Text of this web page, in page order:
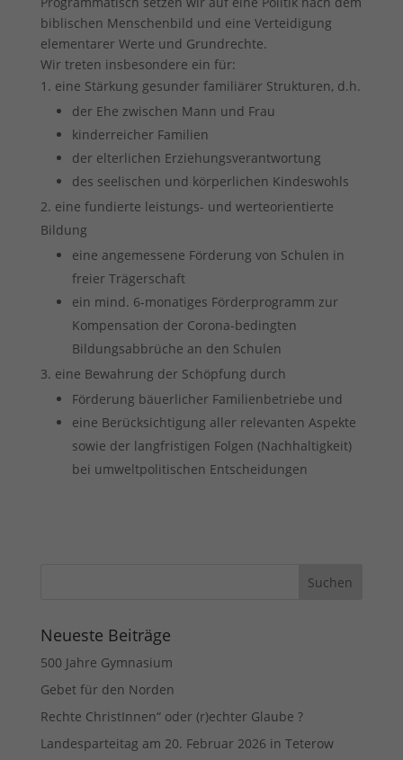
biblischen Menschenbild und eine Verteidigung
elementarer Werte und Grundrechte.
Wir treten insbesondere ein für:
eine Stärkung gesunder familiärer Strukturen, d.h.
der Ehe zwischen Mann und Frau
kinderreicher Familien
der elterlichen Erziehungsverantwortung
des seelischen und körperlichen Kindeswohls
eine fundierte leistungs- und werteorientierte
Bildung
eine angemessene Förderung von Schulen in
freier Trägerschaft
ein mind. 6-monatiges Förderprogramm zur
Kompensation der Corona-bedingten
Bildungsabbrüche an den Schulen
eine Bewahrung der Schöpfung durch
Förderung bäuerlicher Familienbetriebe und
eine Berücksichtigung aller relevanten Aspekte
sowie der langfristigen Folgen (Nachhaltigkeit)
bei umweltpolitischen Entscheidungen
Neueste Beiträge
500 Jahre Gymnasium
Gebet für den Norden
Rechte ChristInnen“ oder (r)echter Glaube ?
Landesparteitag am 20. Februar 2026 in Teterow
Sie können Ihre Einwilligung zu ganzen Kategorien geben
oder sich weitere Informationen anzeigen lassen und so nur
bestimmte Cookies auswählen.
Alle akzeptieren Speichern
Essenziell (1)
Essenzielle Cookies ermöglichen grundlegende Funktionen und sind für
die einwandfreie Funktion der Website erforderlich.
Externe Medien (7)
Inhalte von Videoplattformen und Social-Media-Plattformen werden
werden, bedarf der Zugriff auf diese Inhalte keiner manuellen
Einwilligung mehr.
Cookie-Informationen anzeigen
Datenschutzerklärung Impressum